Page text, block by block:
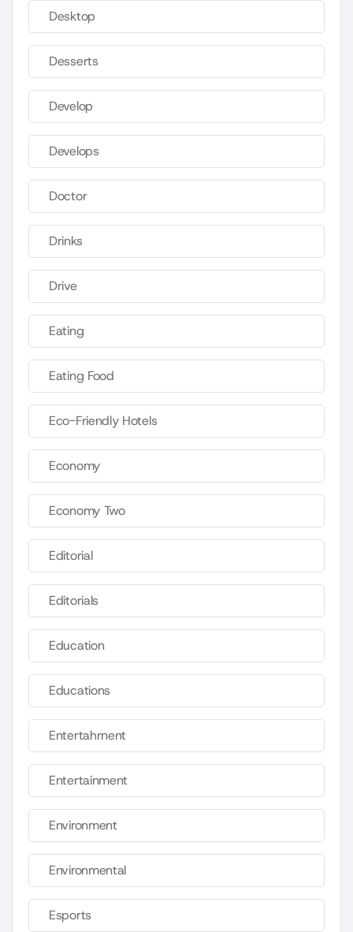
Desktop
Desserts
Develop
Develops
Doctor
Drinks
Drive
Eating
Eating Food
Eco-Friendly Hotels
Economy
Economy Two
Editorial
Editorials
Education
Educations
Entertahrnent
Entertainment
Environment
Environmental
Esports